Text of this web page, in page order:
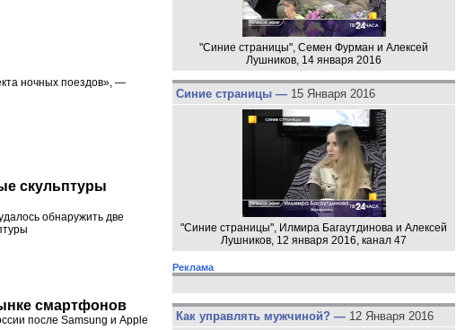
ночных поездов», —
скульптуры
обнаружить две
смартфонов
после Samsung и Apple
"Синие страницы", Семен Фурман и Алексей
Лушников, 14 января 2016
Синие страницы — 15 Января 2016
"Синие страницы", Илмира Багаутдинова и Алексей
Лушников, 12 января 2016, канал 47
Реклама
Как управлять мужчиной? — 12 Января 2016